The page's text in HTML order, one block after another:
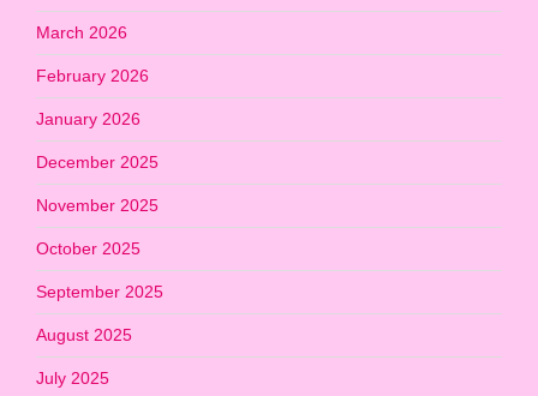
March 2026
February 2026
January 2026
December 2025
November 2025
October 2025
September 2025
August 2025
July 2025